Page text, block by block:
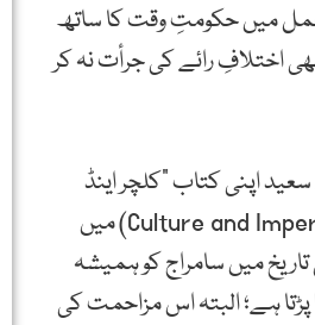
عمل میں حکومتِ وقت کا ساتھ
اختلافِ رائے کی جرأت نہ کر
اپنی کتاب ”کلچر اینڈ
امپیریل ازم‘‘ (Culture and Imperialism) میں
میں سامراج کو ہمیشہ
ہے؛ البتہ اس مزاحمت کی